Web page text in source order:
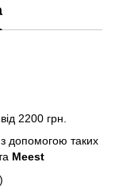
2200 грн.
з допомогою таких
Meest